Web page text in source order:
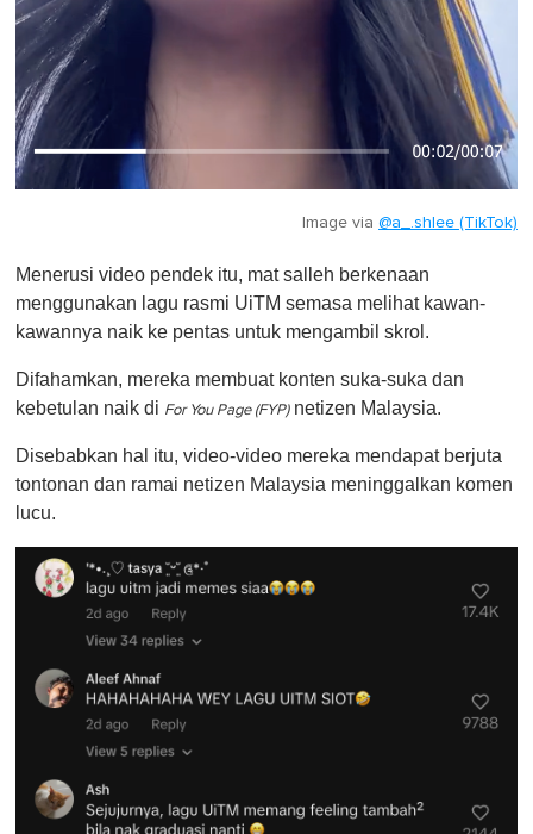
Image via @a_.shlee (TikTok)
Menerusi video pendek itu, mat salleh berkenaan
menggunakan lagu rasmi UiTM semasa melihat kawan-
kawannya naik ke pentas untuk mengambil skrol.
Difahamkan, mereka membuat konten suka-suka dan
kebetulan naik di For You Page (FYP)netizen Malaysia.
Disebabkan hal itu, video-video mereka mendapat berjuta
tontonan dan ramai netizen Malaysia meninggalkan komen
lucu.